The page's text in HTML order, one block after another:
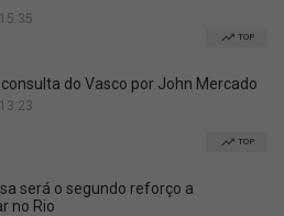
TOP
do Vasco por John Mercado
TOP
será o segundo reforço a
no Rio